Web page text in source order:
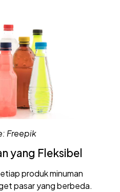
Freepik
yang Fleksibel
produk minuman
pasar yang berbeda.